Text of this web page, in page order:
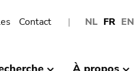
NL FR EN
Contact